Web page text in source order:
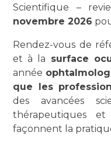
Scientifique –
novembre 2026
Rendez-vous de
et à la surface
année
que les
des avancées
thérapeutiques
façonnent la